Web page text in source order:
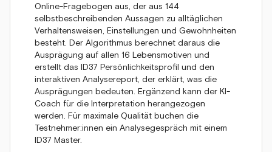
Online-Fragebogen aus, der aus 144
selbstbeschreibenden Aussagen zu alltäglichen
Verhaltensweisen, Einstellungen und Gewohnheiten
besteht. Der Algorithmus berechnet daraus die
Ausprägung auf allen 16 Lebensmotiven und
erstellt das ID37 Persönlichkeitsprofil und den
interaktiven Analysereport, der erklärt, was die
Ausprägungen bedeuten. Ergänzend kann der KI-
Coach für die Interpretation herangezogen
werden. Für maximale Qualität buchen die
Testnehmer:innen ein Analysegespräch mit einem
ID37 Master.